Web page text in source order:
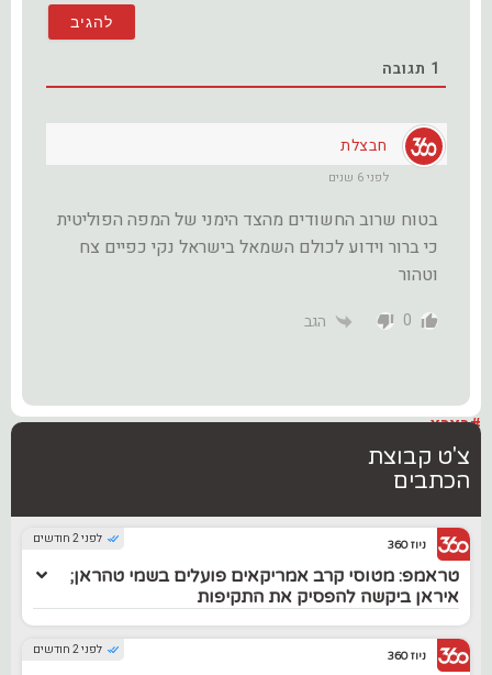
1 תגובה
חבצלת
לפני 6 שנים
בטוח שרוב החשודים מהצד הימני של המפה הפוליטית
כי ברור וידוע לכולם השמאל בישראל נקי כפיים צח
וטהור
0 הגב
#בארץ
צ'ט קבוצת
הכתבים
לפני 2 חודשים ניוז 360
טראמפ: מטוסי קרב אמריקאים פועלים בשמי טהראן;
איראן ביקשה להפסיק את התקיפות
לפני 2 חודשים ניוז 360